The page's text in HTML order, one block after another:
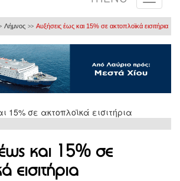
Λήμνος >> Αυξήσεις έως και 15% σε ακτοπλοϊκά εισιτήρια
και 15% σε
εισιτήρια